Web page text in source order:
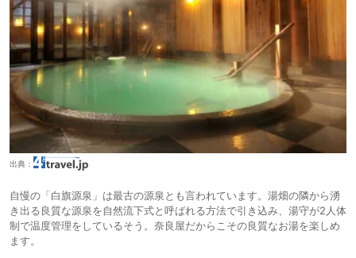
出典：
自慢の「白旗源泉」は最古の源泉とも言われています。湯畑の隣から湧
き出る良質な源泉を自然流下式と呼ばれる方法で引き込み、湯守が2人体
制で温度管理をしているそう。奈良屋だからこその良質なお湯を楽しめ
ます。